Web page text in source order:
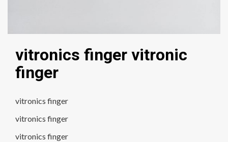
vitronics finger vitronic
finger
vitronics finger
vitronics finger
vitronics finger